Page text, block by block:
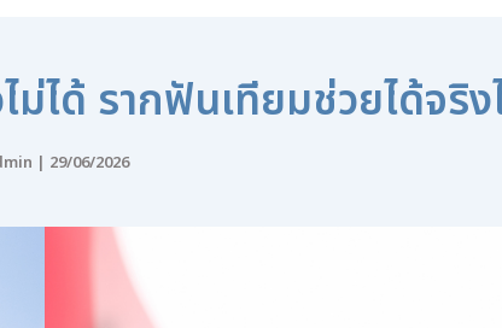
ได้ รากฟันเทียมช่วยได้จริง
| 29/06/2026